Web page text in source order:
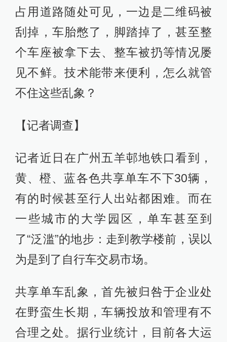
占用道路随处可见，一边是二维码被
刮掉，车胎憋了，脚踏掉了，甚至整
个车座被拿下去、整车被扔等情况屡
见不鲜。技术能带来便利，怎么就管
不住这些乱象？
【记者调查】
记者近日在广州五羊邨地铁口看到，
黄、橙、蓝各色共享单车不下30辆，
有的时候甚至行人出站都困难。而在
一些城市的大学园区，单车甚至到
了“泛滥”的地步：走到教学楼前，误以
为是到了自行车交易市场。
共享单车乱象，首先被归咎于企业处
在野蛮生长期，车辆投放和管理有不
合理之处。据行业统计，目前各大运